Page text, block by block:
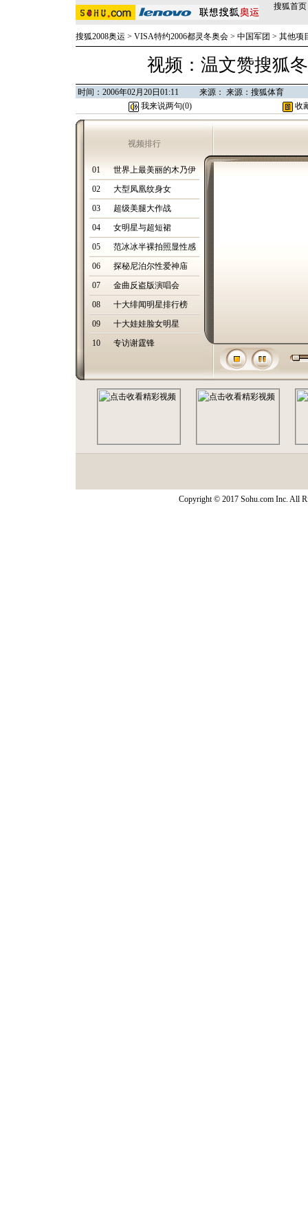
搜狐首页
搜狐2008奥运 > VISA特约2006都灵冬奥会 > 中国军团 > 其他项
视频：温文赞搜狐
时间：2006年02月20日01:11 来源： 来源：搜狐体育
我来说两句(0) 收
视频排行
01
世界上最美丽的木乃伊
02
大型凤凰纹身女
03
超级美腿大作战
04
女明星与超短裙
05
范冰冰半裸拍照显性感
06
探秘尼泊尔性爱神庙
07
金曲反盗版演唱会
08
十大绯闻明星排行榜
09
十大娃娃脸女明星
10
专访谢霆锋
Copyright © 2017 Sohu.com Inc. All